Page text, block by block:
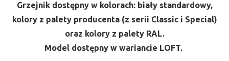
Grzejnik dostępny w kolorach: biały standardowy,
kolory z palety producenta (z serii Classic i Special)
oraz kolory z palety RAL.
Model dostępny w wariancie LOFT.